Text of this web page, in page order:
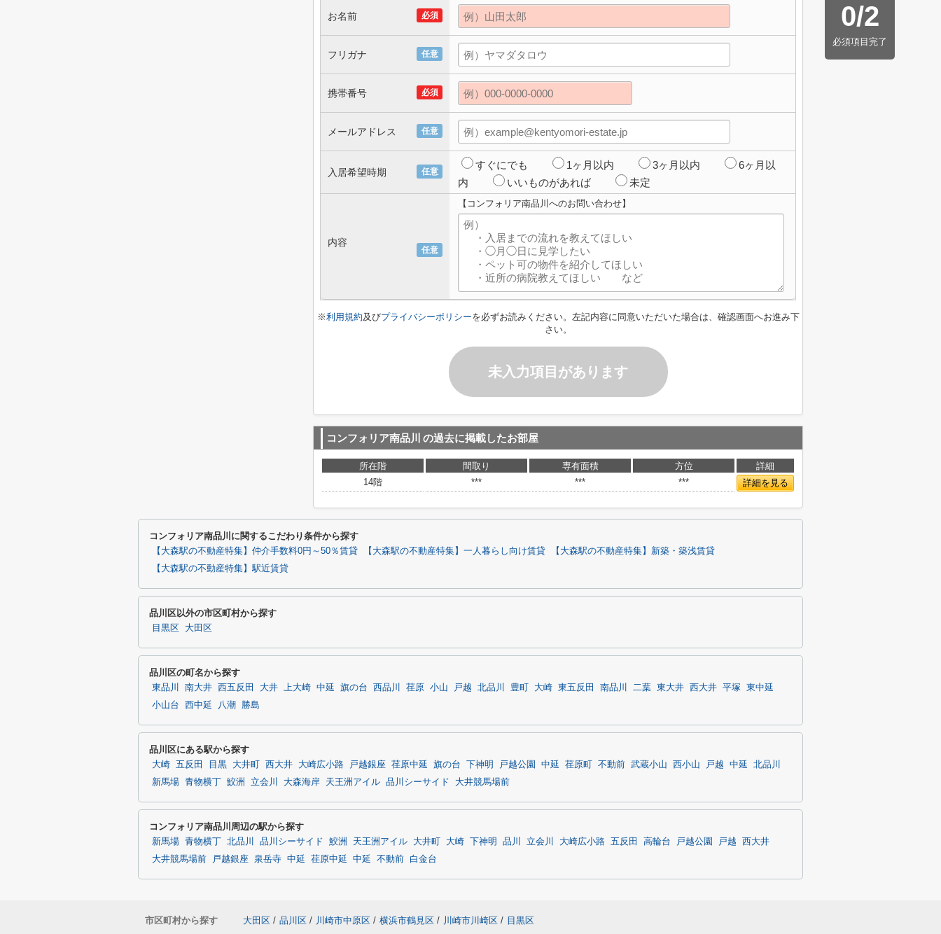
0/2
必須項目完了
必須
お名前
任意
フリガナ
必須
携帯番号
任意
メールアドレス
任意
入居希望時期
すぐにでも 1ヶ月以内 3ヶ月以内
6ヶ月以
内
いいものがあれば 未定
任意
内容
【コンフォリア南品川へのお問い合わせ】
※利用規約及びプライバシーポリシーを必ずお読みください。左記内容に同意いただいた場合は、確認画面へお進み下
さい。
未入力項目があります
コンフォリア南品川 の過去に掲載したお部屋
所在階 間取り 専有面積 方位
詳細
14階
*** *** *** 詳細を見る
コンフォリア南品川に関するこだわり条件から探す
【大森駅の不動産特集】仲介手数料0円～50％賃貸 【大森駅の不動産特集】一人暮らし向け賃貸
【大森駅の不動産特集】新築・築浅賃貸
【大森駅の不動産特集】駅近賃貸
品川区以外の市区町村から探す
目黒区 大田区
品川区の町名から探す
東品川 南大井 西五反田 大井 上大崎 中延 旗の台 西品川 荏原 小山 戸越 北品川 豊町 大崎 東五反田 南品川 二葉 東大井 西大井 平塚 東中延
小山台
西中延 八潮 勝島
品川区にある駅から探す
大崎 五反田 目黒 大井町 西大井 大崎広小路 戸越銀座 荏原中延 旗の台 下神明 戸越公園 中延 荏原町 不動前 武蔵小山 西小山 戸越 中延
北品川
新馬場 青物横丁 鮫洲 立会川 大森海岸 天王洲アイル 品川シーサイド 大井競馬場前
コンフォリア南品川周辺の駅から探す
新馬場 青物横丁 北品川 品川シーサイド 鮫洲 天王洲アイル 大井町 大崎 下神明 品川 立会川 大崎広小路 五反田 高輪台 戸越公園 戸越
西大井
大井競馬場前
戸越銀座 泉岳寺 中延 荏原中延 中延 不動前 白金台
市区町村から探す 大田区 / 品川区 / 川崎市中原区 / 横浜市鶴見区 / 川崎市川崎区 / 目黒区